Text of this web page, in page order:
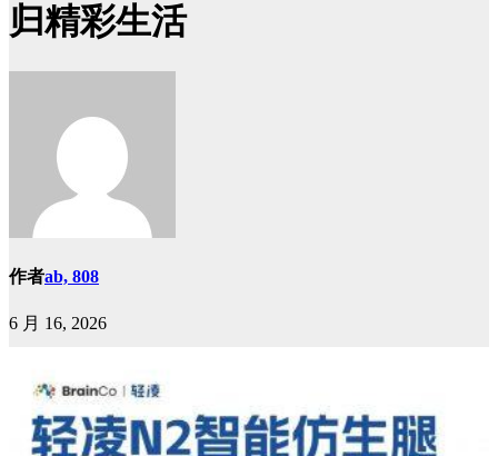
归精彩生活
作者ab, 808
6 月 16, 2026